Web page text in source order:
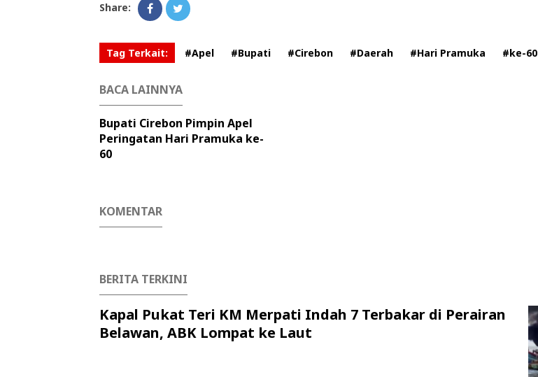
Share:
Tag Terkait: #Apel #Bupati #Cirebon #Daerah #Hari Pramuka #ke-60
BACA LAINNYA
Bupati Cirebon Pimpin Apel
Peringatan Hari Pramuka ke-
60
KOMENTAR
BERITA TERKINI
Kapal Pukat Teri KM Merpati Indah 7 Terbakar di Perairan
Belawan, ABK Lompat ke Laut